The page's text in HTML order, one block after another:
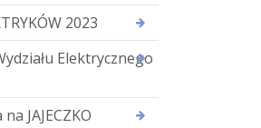
2023
Elektrycznego
JAJECZKO